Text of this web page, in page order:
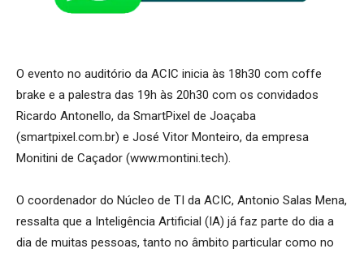
O evento no auditório da ACIC inicia às 18h30 com coffe
brake e a palestra das 19h às 20h30 com os convidados
Ricardo Antonello, da SmartPixel de Joaçaba
(smartpixel.com.br) e José Vitor Monteiro, da empresa
Monitini de Caçador (www.montini.tech).
O coordenador do Núcleo de TI da ACIC, Antonio Salas Mena,
ressalta que a Inteligência Artificial (IA) já faz parte do dia a
dia de muitas pessoas, tanto no âmbito particular como no